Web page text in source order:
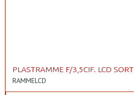
PLASTRAMME F/3,5CIF. LCD SORT
RAMMELCD